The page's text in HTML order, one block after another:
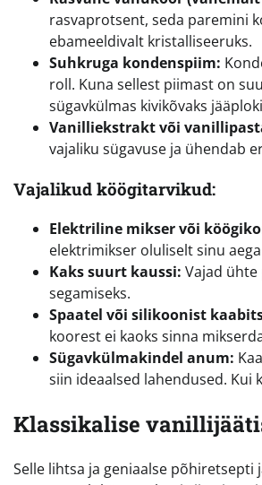
rasvaprotsent, seda paremini
ebameeldivalt kristalliseeruks.
Suhkruga kondenspiim:
roll. Kuna sellest piimast on
sügavkülmas kivikõvaks
Vanilliekstrakt või
vajaliku sügavuse ja ühendab
Vajalikud köögitarvikud:
Elektriline mikser või
elektrimikser oluliselt sinu
Kaks suurt kaussi: Vajad
segamiseks.
Spaatel või silikoonist
koorest ei kaoks sinna
Sügavkülmakindel anum:
siin ideaalsed lahendused. Kui
Klassikalise
Selle lihtsa ja geniaalse